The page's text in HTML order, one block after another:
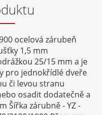
ocelová zárubeň
1,5 mm
25/15 mm a je
pro jednokřídlé dveře
či levou stranu
osadit dodatečně a
Šířka zárubně - YZ -